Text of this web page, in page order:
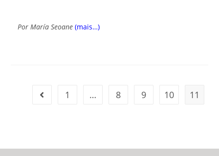
Por María Seoane (mais…)
1 … 8 9 10 11